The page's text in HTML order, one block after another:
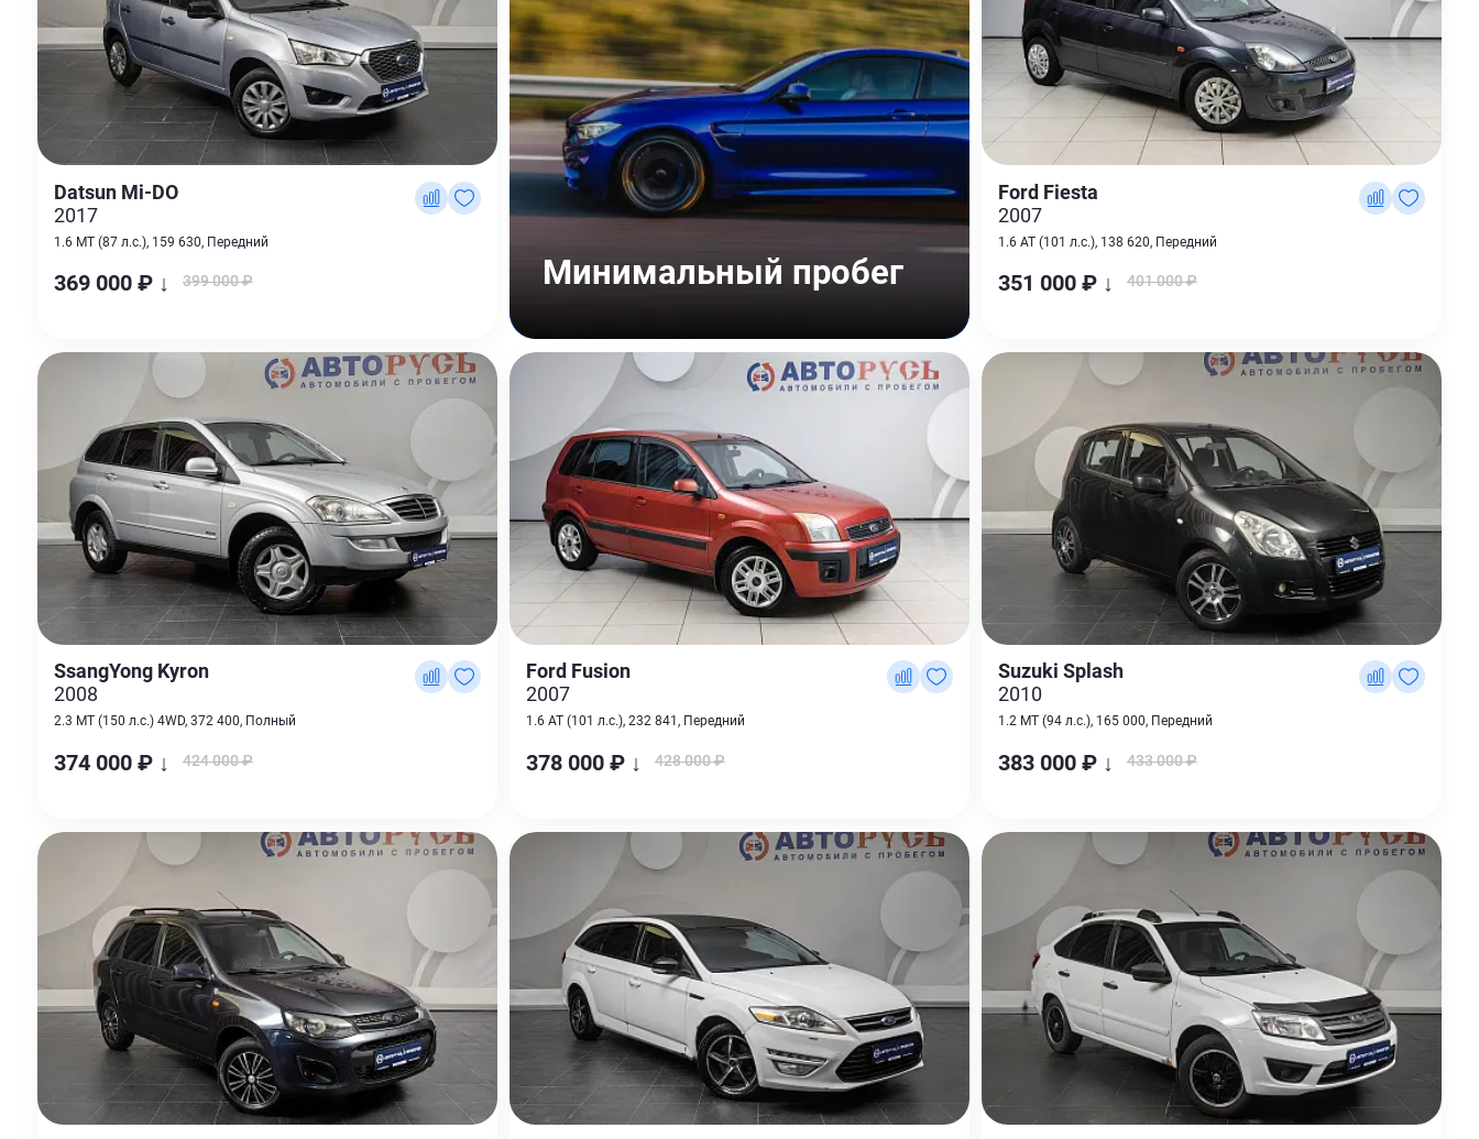
Datsun Mi-DO
2017
1.6 MT (87 л.с.), 159 630, Передний
369 000 ₽ ↓ 399 000 ₽ Минимальный пробег
Ford Fiesta
2007
1.6 AT (101 л.с.), 138 620, Передний
351 000 ₽ ↓ 401 000 ₽
SsangYong Kyron
2008
2.3 MT (150 л.с.) 4WD, 372 400, Полный
374 000 ₽ ↓ 424 000 ₽
Ford Fusion
2007
1.6 AT (101 л.с.), 232 841, Передний
378 000 ₽ ↓ 428 000 ₽
Suzuki Splash
2010
1.2 MT (94 л.с.), 165 000, Передний
383 000 ₽ ↓ 433 000 ₽